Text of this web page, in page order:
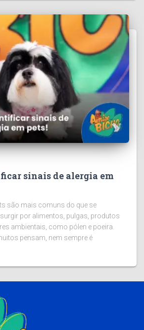
sinais de alergia em
são mais comuns do que se
por alimentos, pulgas, produtos
ambientais, como pólen e poeira.
pensam, nem sempre é